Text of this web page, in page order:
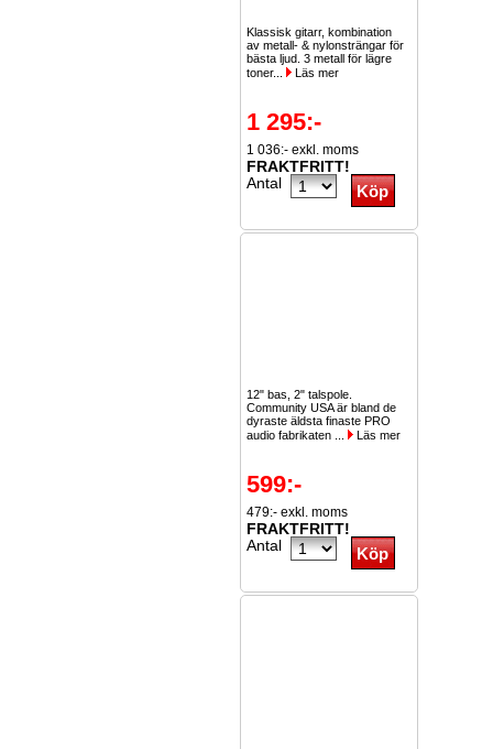
Klassisk gitarr, kombination
av metall- & nylonsträngar för
bästa ljud. 3 metall för lägre
toner...
Läs mer
1 295:-
1 036:- exkl. moms
FRAKTFRITT!
Antal
12" bas, 2" talspole.
Community USA är bland de
dyraste äldsta finaste PRO
audio fabrikaten ...
Läs mer
599:-
479:- exkl. moms
FRAKTFRITT!
Antal